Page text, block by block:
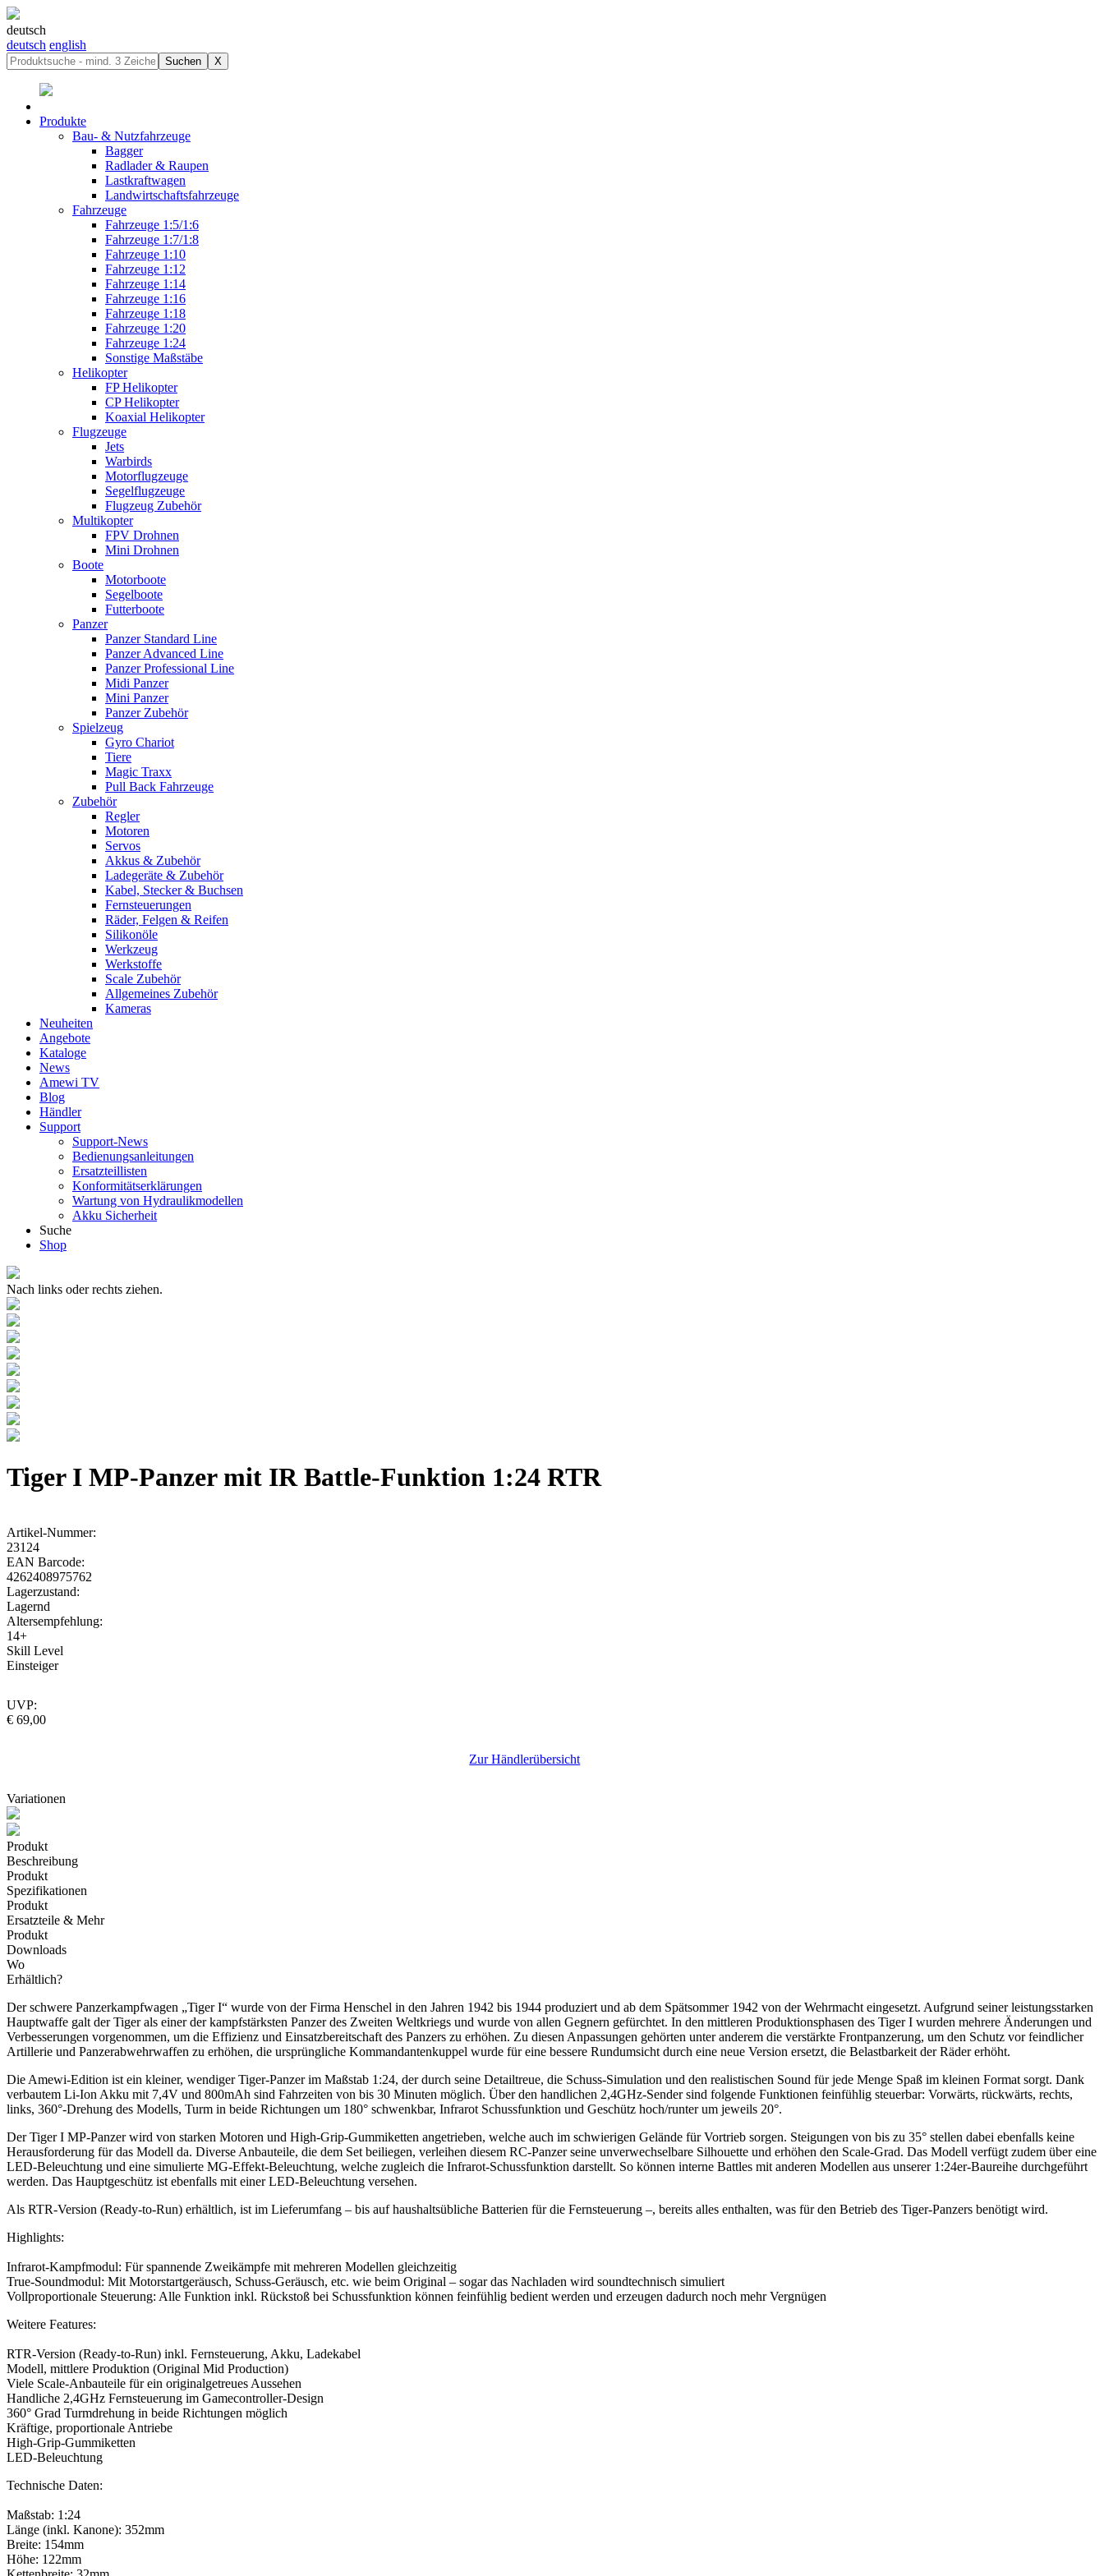
deutsch
deutsch english
Suchen X
Produkte
Bau- & Nutzfahrzeuge
Bagger
Radlader & Raupen
Lastkraftwagen
Landwirtschaftsfahrzeuge
Fahrzeuge
Fahrzeuge 1:5/1:6
Fahrzeuge 1:7/1:8
Fahrzeuge 1:10
Fahrzeuge 1:12
Fahrzeuge 1:14
Fahrzeuge 1:16
Fahrzeuge 1:18
Fahrzeuge 1:20
Fahrzeuge 1:24
Sonstige Maßstäbe
Helikopter
FP Helikopter
CP Helikopter
Koaxial Helikopter
Flugzeuge
Jets
Warbirds
Motorflugzeuge
Segelflugzeuge
Flugzeug Zubehör
Multikopter
FPV Drohnen
Mini Drohnen
Boote
Motorboote
Segelboote
Futterboote
Panzer
Panzer Standard Line
Panzer Advanced Line
Panzer Professional Line
Midi Panzer
Mini Panzer
Panzer Zubehör
Spielzeug
Gyro Chariot
Tiere
Magic Traxx
Pull Back Fahrzeuge
Zubehör
Regler
Motoren
Servos
Akkus & Zubehör
Ladegeräte & Zubehör
Kabel, Stecker & Buchsen
Fernsteuerungen
Räder, Felgen & Reifen
Silikonöle
Werkzeug
Werkstoffe
Scale Zubehör
Allgemeines Zubehör
Kameras
Neuheiten
Angebote
Kataloge
News
Amewi TV
Blog
Händler
Support
Support-News
Bedienungsanleitungen
Ersatzteillisten
Konformitätserklärungen
Wartung von Hydraulikmodellen
Akku Sicherheit
Suche
Shop
Nach links oder rechts ziehen.
Tiger I MP-Panzer mit IR Battle-Funktion 1:24 RTR
Artikel-Nummer:
23124
EAN Barcode:
4262408975762
Lagerzustand:
Lagernd
Altersempfehlung:
14+
Skill Level
Einsteiger
UVP:
€ 69,00
Zur Händlerübersicht
Variationen
Produkt
Beschreibung
Produkt
Spezifikationen
Produkt
Ersatzteile & Mehr
Produkt
Downloads
Wo
Erhältlich?
Der schwere Panzerkampfwagen „Tiger I“ wurde von der Firma Henschel in den Jahren 1942 bis 1944 produziert und ab dem Spätsommer 1942 von der Wehrmacht eingesetzt. Aufgrund seiner leistungsstarken
Hauptwaffe galt der Tiger als einer der kampfstärksten Panzer des Zweiten Weltkriegs und wurde von allen Gegnern gefürchtet. In den mittleren Produktionsphasen des Tiger I wurden mehrere Änderungen und
Verbesserungen vorgenommen, um die Effizienz und Einsatzbereitschaft des Panzers zu erhöhen. Zu diesen Anpassungen gehörten unter anderem die verstärkte Frontpanzerung, um den Schutz vor feindlicher
Artillerie und Panzerabwehrwaffen zu erhöhen, die ursprüngliche Kommandantenkuppel wurde für eine bessere Rundumsicht durch eine neue Version ersetzt, die Belastbarkeit der Räder erhöht.
Die Amewi-Edition ist ein kleiner, wendiger Tiger-Panzer im Maßstab 1:24, der durch seine Detailtreue, die Schuss-Simulation und den realistischen Sound für jede Menge Spaß im kleinen Format sorgt. Dank
verbautem Li-Ion Akku mit 7,4V und 800mAh sind Fahrzeiten von bis 30 Minuten möglich. Über den handlichen 2,4GHz-Sender sind folgende Funktionen feinfühlig steuerbar: Vorwärts, rückwärts, rechts,
links, 360°-Drehung des Modells, Turm in beide Richtungen um 180° schwenkbar, Infrarot Schussfunktion und Geschütz hoch/runter um jeweils 20°.
Der Tiger I MP-Panzer wird von starken Motoren und High-Grip-Gummiketten angetrieben, welche auch im schwierigen Gelände für Vortrieb sorgen. Steigungen von bis zu 35° stellen dabei ebenfalls keine
Herausforderung für das Modell da. Diverse Anbauteile, die dem Set beiliegen, verleihen diesem RC-Panzer seine unverwechselbare Silhouette und erhöhen den Scale-Grad. Das Modell verfügt zudem über eine
LED-Beleuchtung und eine simulierte MG-Effekt-Beleuchtung, welche zugleich die Infrarot-Schussfunktion darstellt. So können interne Battles mit anderen Modellen aus unserer 1:24er-Baureihe durchgeführt
werden. Das Hauptgeschütz ist ebenfalls mit einer LED-Beleuchtung versehen.
Als RTR-Version (Ready-to-Run) erhältlich, ist im Lieferumfang – bis auf haushaltsübliche Batterien für die Fernsteuerung –, bereits alles enthalten, was für den Betrieb des Tiger-Panzers benötigt wird.
Highlights:
Infrarot-Kampfmodul: Für spannende Zweikämpfe mit mehreren Modellen gleichzeitig
True-Soundmodul: Mit Motorstartgeräusch, Schuss-Geräusch, etc. wie beim Original – sogar das Nachladen wird soundtechnisch simuliert
Vollproportionale Steuerung: Alle Funktion inkl. Rückstoß bei Schussfunktion können feinfühlig bedient werden und erzeugen dadurch noch mehr Vergnügen
Weitere Features:
RTR-Version (Ready-to-Run) inkl. Fernsteuerung, Akku, Ladekabel
Modell, mittlere Produktion (Original Mid Production)
Viele Scale-Anbauteile für ein originalgetreues Aussehen
Handliche 2,4GHz Fernsteuerung im Gamecontroller-Design
360° Grad Turmdrehung in beide Richtungen möglich
Kräftige, proportionale Antriebe
High-Grip-Gummiketten
LED-Beleuchtung
Technische Daten:
Maßstab: 1:24
Länge (inkl. Kanone): 352mm
Breite: 154mm
Höhe: 122mm